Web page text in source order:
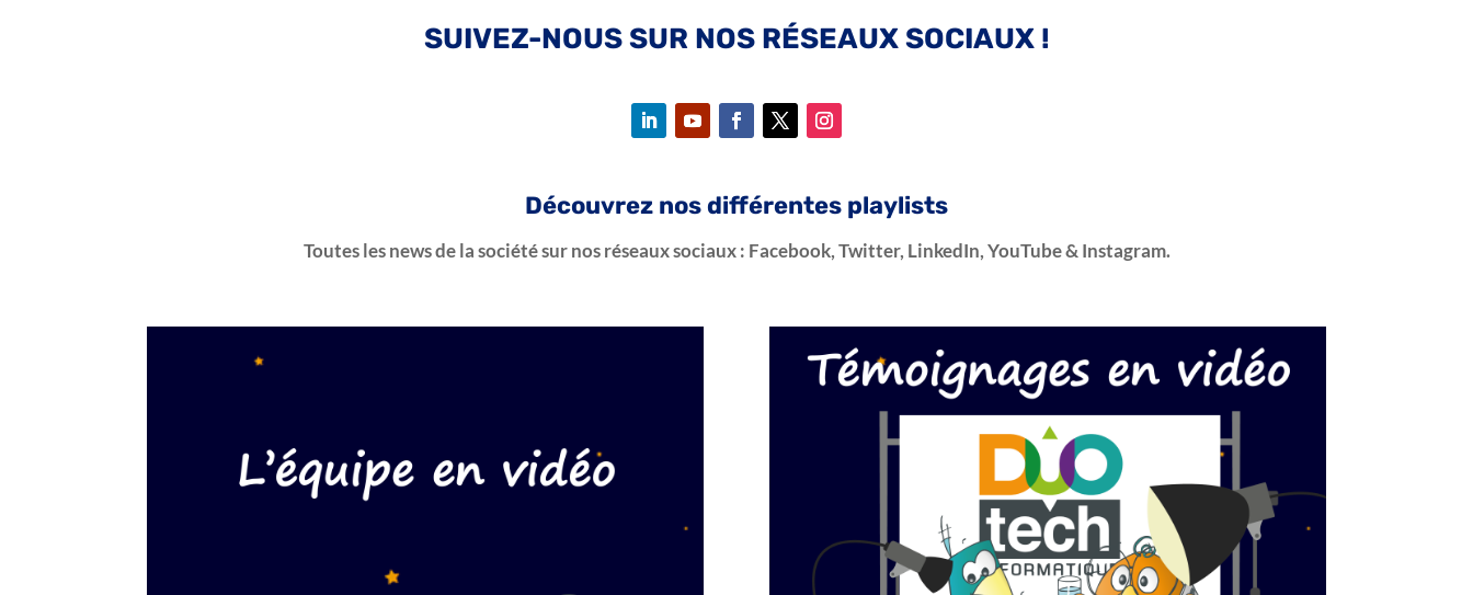
SUIVEZ-NOUS SUR NOS RÉSEAUX SOCIAUX !
Découvrez nos différentes playlists
Toutes les news de la société sur nos réseaux sociaux : Facebook, Twitter, LinkedIn, YouTube & Instagram.